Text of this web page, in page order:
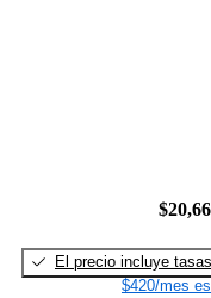
El precio incluye tasas
$420/mes